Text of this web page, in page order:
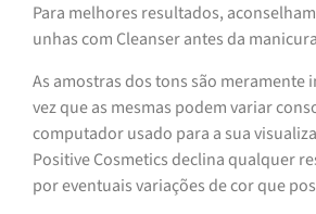
Para melhores resultados,
unhas com Cleanser antes da
As amostras dos tons são meramente
vez que as mesmas podem variar
computador usado para a sua
Positive Cosmetics declina qualquer
por eventuais variações de cor que